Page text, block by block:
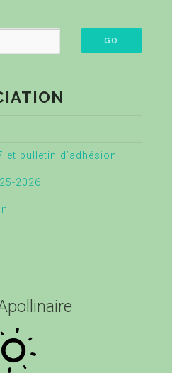
bulletin d’adhésion
2026